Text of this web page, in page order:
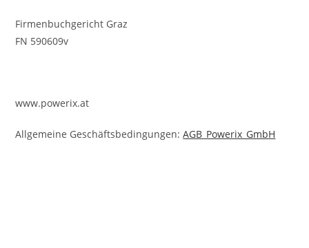
Firmenbuchgericht Graz
FN 590609v
www.powerix.at
Allgemeine Geschäftsbedingungen:AGB_Powerix_GmbH